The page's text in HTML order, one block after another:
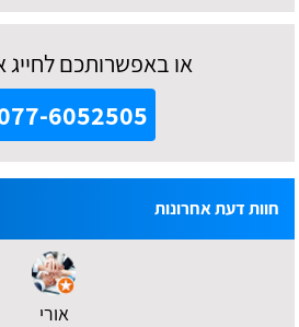
או באפשרותכם לחייג
6052505
חוות דעת אחרונות
אורי